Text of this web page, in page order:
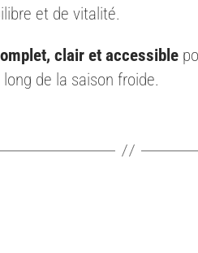
et de vitalité.
clair et accessible
de la saison froide.